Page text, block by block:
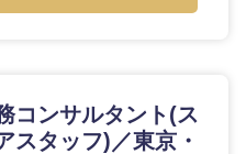
福井県
コンサルタント(ス
スタッフ)／東京・